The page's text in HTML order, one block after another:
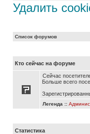
Удалить
Список форумов
Кто сейчас на форуме
Сейчас
Больше всего
Легенда ::
Статистика